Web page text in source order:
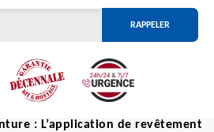
: L’application de revêtement